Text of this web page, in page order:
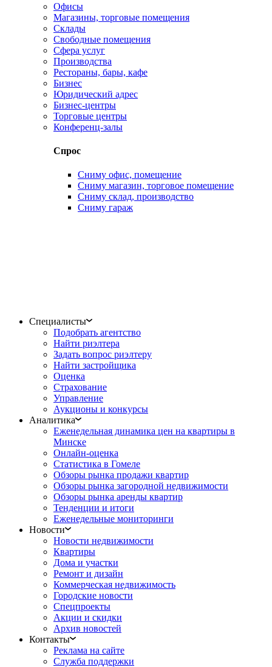
Офисы
Магазины, торговые помещения
Склады
Свободные помещения
Сфера услуг
Производства
Рестораны, бары, кафе
Бизнес
Юридический адрес
Бизнес-центры
Торговые центры
Конференц-залы
Спрос
Сниму офис, помещение
Сниму магазин, торговое помещение
Сниму склад, производство
Сниму гараж
Специалисты
Подобрать агентство
Найти риэлтера
Задать вопрос риэлтеру
Найти застройщика
Оценка
Страхование
Управление
Аукционы и конкурсы
Аналитика
Еженедельная динамика цен на квартиры в
Минске
Онлайн-оценка
Статистика в Гомеле
Обзоры рынка продажи квартир
Обзоры рынка загородной недвижимости
Обзоры рынка аренды квартир
Тенденции и итоги
Еженедельные мониторинги
Новости
Новости недвижимости
Квартиры
Дома и участки
Ремонт и дизайн
Коммерческая недвижимость
Городские новости
Спецпроекты
Акции и скидки
Архив новостей
Контакты
Реклама на сайте
Служба поддержки